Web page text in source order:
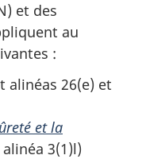
et des
au
:
alinéas 26(e) et
et la
alinéa 3(1)l)